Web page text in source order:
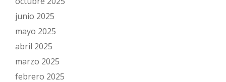
junio 2025
mayo 2025
abril 2025
marzo 2025
febrero 2025